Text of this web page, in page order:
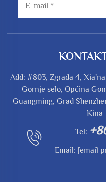
Add: #803, Zgrada 4,
Gornje selo, Općina
Guangming, Grad
Kina
-Tel:
Email: [email